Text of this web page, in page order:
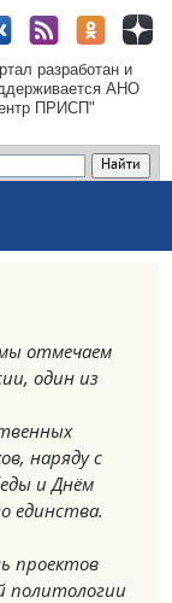
разработан и
АНО
ПРИСП"
отмечаем
один из
наряду с
и Днём
единства.
проектов
политологии